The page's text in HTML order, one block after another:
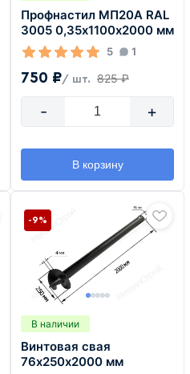
Профнастил МП20А RAL
3005 0,35х1100х2000 мм
5 1
750 ₽/ шт. 825 ₽
- +
В корзину
В наличии
Винтовая свая
76х250х2000 мм
-9%